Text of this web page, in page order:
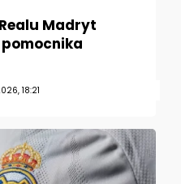
Madryt
18:21